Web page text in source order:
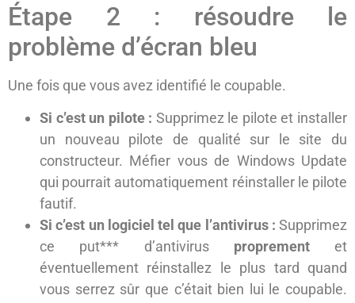
Étape 2 : résoudre le
problème d’écran bleu
Une fois que vous avez identifié le coupable.
Si c’est un pilote : Supprimez le pilote et installer
un nouveau pilote de qualité sur le site du
constructeur. Méfier vous de Windows Update
qui pourrait automatiquement réinstaller le pilote
fautif.
Si c’est un logiciel tel que l’antivirus : Supprimez
ce put*** d’antivirus proprementet
éventuellement réinstallez le plus tard quand
vous serrez sûr que c’était bien lui le coupable.